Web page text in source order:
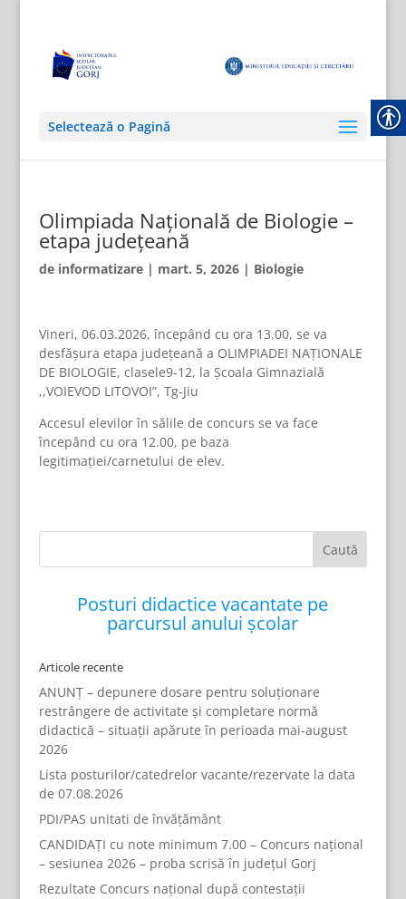
Selectează o Pagină
Olimpiada Națională de Biologie –
etapa județeană
de informatizare| mart. 5, 2026| Biologie
Vineri, 06.03.2026, începând cu ora 13.00, se va
desfășura etapa județeană a OLIMPIADEI NAȚIONALE
DE BIOLOGIE, clasele9-12, la Școala Gimnazială
,,VOIEVOD LITOVOI”, Tg-Jiu
Accesul elevilor în sălile de concurs se va face
începând cu ora 12.00, pe baza
legitimației/carnetului de elev.
Posturi didactice vacantate pe
parcursul anului școlar
Articole recente
ANUNȚ – depunere dosare pentru soluționare
restrângere de activitate și completare normă
didactică – situații apărute în perioada mai-august
2026
Lista posturilor/catedrelor vacante/rezervate la data
de 07.08.2026
PDI/PAS unitati de învățământ
CANDIDAȚI cu note minimum 7.00 – Concurs național
– sesiunea 2026 – proba scrisă în județul Gorj
Rezultate Concurs național după contestații